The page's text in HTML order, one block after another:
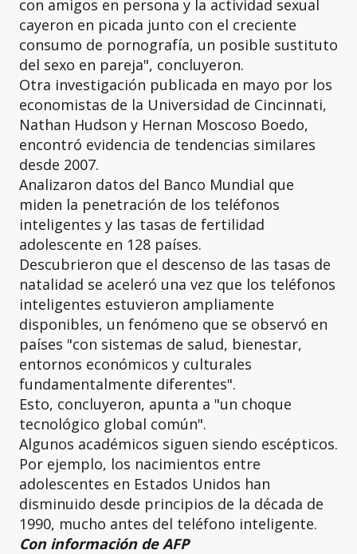
con amigos en persona y la actividad sexual
cayeron en picada junto con el creciente
consumo de pornografía, un posible sustituto
del sexo en pareja", concluyeron.
Otra investigación publicada en mayo por los
economistas de la Universidad de Cincinnati,
Nathan Hudson y Hernan Moscoso Boedo,
encontró evidencia de tendencias similares
desde 2007.
Analizaron datos del Banco Mundial que
miden la penetración de los teléfonos
inteligentes y las tasas de fertilidad
adolescente en 128 países.
Descubrieron que el descenso de las tasas de
natalidad se aceleró una vez que los teléfonos
inteligentes estuvieron ampliamente
disponibles, un fenómeno que se observó en
países "con sistemas de salud, bienestar,
entornos económicos y culturales
fundamentalmente diferentes".
Esto, concluyeron, apunta a "un choque
tecnológico global común".
Algunos académicos siguen siendo escépticos.
Por ejemplo, los nacimientos entre
adolescentes en Estados Unidos han
disminuido desde principios de la década de
1990, mucho antes del teléfono inteligente.
Con información de AFP